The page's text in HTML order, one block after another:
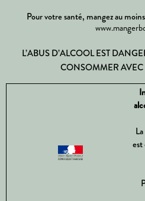
Pour votre santé, mangez au
L’ABUS D’ALCOOL EST
CONSOMMER
est